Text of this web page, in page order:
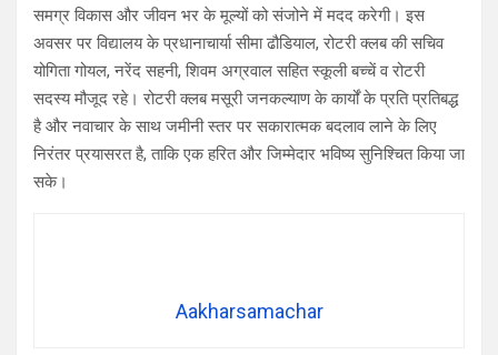
समग्र विकास और जीवन भर के मूल्यों को संजोने में मदद करेगी। इस
अवसर पर विद्यालय के प्रधानाचार्या सीमा ढौडियाल, रोटरी क्लब की सचिव
योगिता गोयल, नरेंद सहनी, शिवम अग्रवाल सहित स्कूली बच्चें व रोटरी
सदस्य मौजूद रहे। रोटरी क्लब मसूरी जनकल्याण के कार्यों के प्रति प्रतिबद्ध
है और नवाचार के साथ जमीनी स्तर पर सकारात्मक बदलाव लाने के लिए
निरंतर प्रयासरत है, ताकि एक हरित और जिम्मेदार भविष्य सुनिश्चित किया जा
सके।
Aakharsamachar